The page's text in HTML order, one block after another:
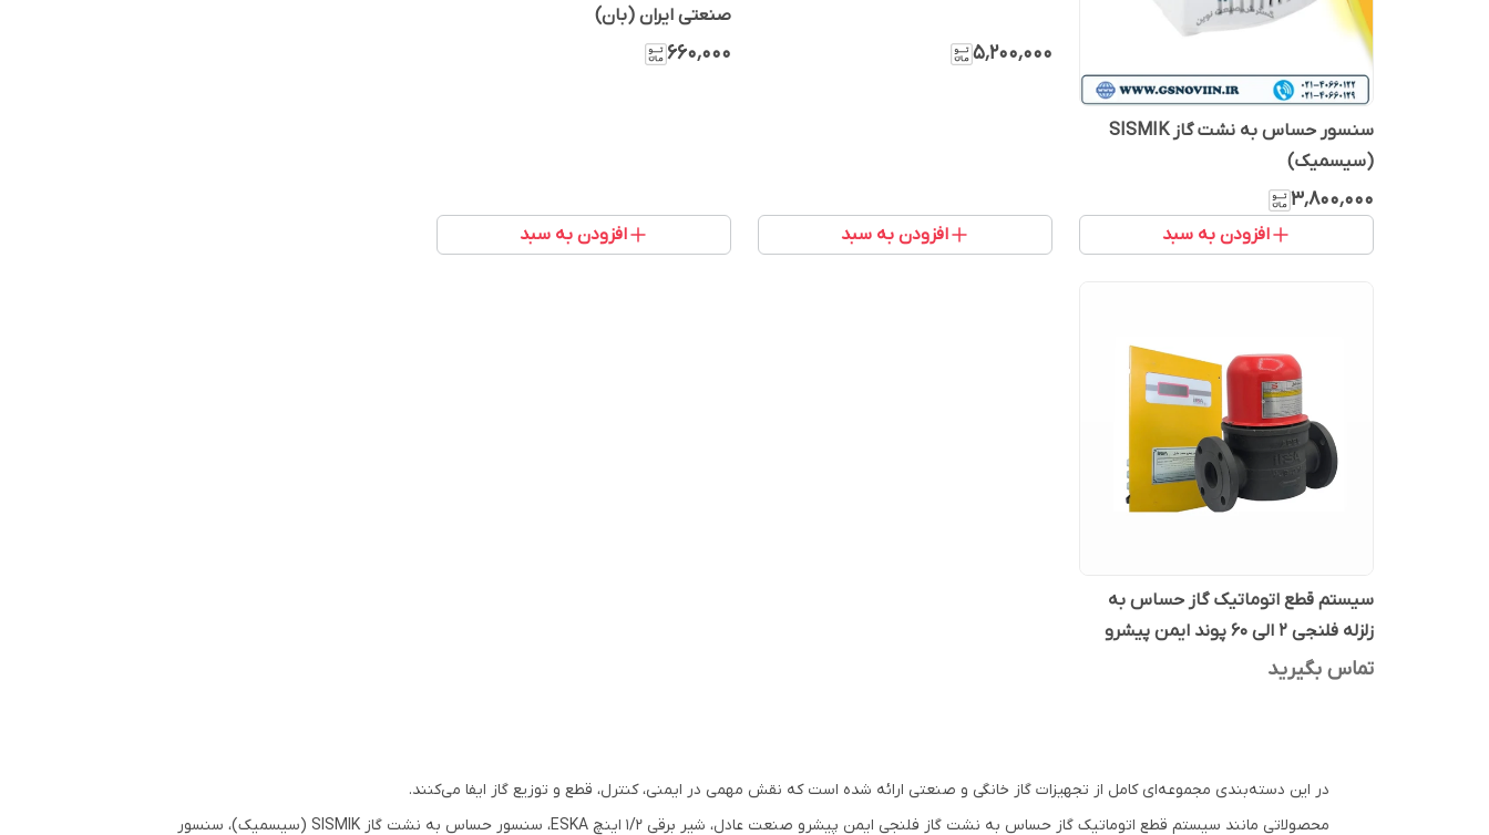
سنسور حساس به نشت گاز SISMIK
(سیسمیک)
۳٬۸۰۰٬۰۰۰
افزودن به سبد
۵٬۲۰۰٬۰۰۰
افزودن به سبد
صنعتی ایران (بان)
۶۶۰٬۰۰۰
افزودن به سبد
سیستم قطع اتوماتیک گاز حساس به
زلزله فلنجی ۲ الی ۶۰ پوند ایمن پیشرو
صنعت عادل
تماس بگیرید
در این دسته‌بندی مجموعه‌ای کامل از تجهیزات گاز خانگی و صنعتی ارائه شده است که نقش مهمی در ایمنی، کنترل، قطع و توزیع گاز ایفا می‌کنند.
محصولاتی مانند سیستم قطع اتوماتیک گاز حساس به نشت گاز فلنجی ایمن پیشرو صنعت عادل، شیر برقی ۱/۲ اینچ ESKA، سنسور حساس به نشت گاز SISMIK (سیسمیک)، سنسور